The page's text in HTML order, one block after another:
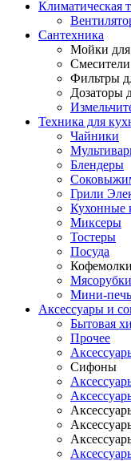
Климатическая
Сантехника
Мойки
Фильтры
Дозаторы
Техника для
Чайники
Блендеры
Грили
Кухонные
Миксеры
Тостеры
Посуда
Кофемолки
Мясорубки
Мини-печь
Аксессуары и
Бытовая
Прочее
Сифоны